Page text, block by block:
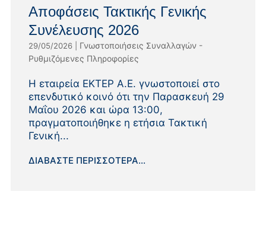
Αποφάσεις Τακτικής Γενικής
Συνέλευσης 2026
29/05/2026| Γνωστοποιήσεις Συναλλαγών -
Ρυθμιζόμενες Πληροφορίες
Η εταιρεία ΕΚΤΕΡ Α.Ε. γνωστοποιεί στο
επενδυτικό κοινό ότι την Παρασκευή 29
Μαΐου 2026 και ώρα 13:00,
πραγματοποιήθηκε η ετήσια Τακτική
Γενική...
ΔΙΑΒΆΣΤΕ ΠΕΡΙΣΣΌΤΕΡΑ...